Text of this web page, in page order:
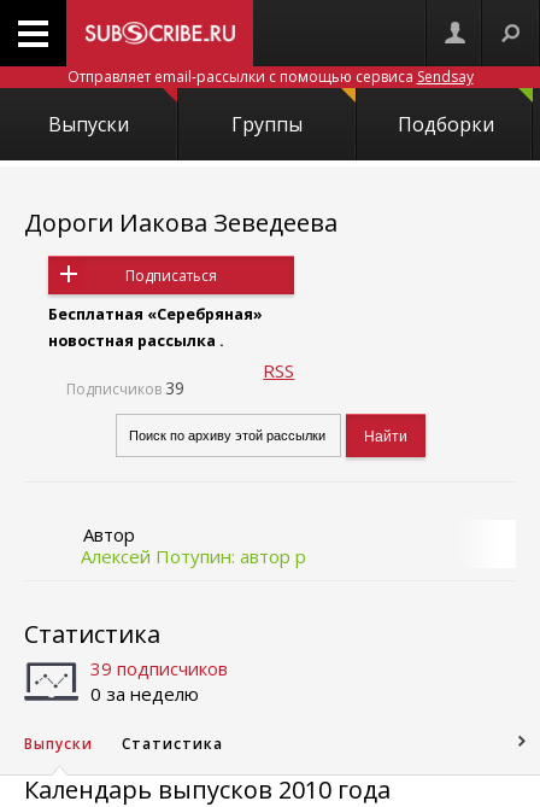
Отправляет email-рассылки с помощью сервиса Sendsay
Выпуски Группы Подборки
Дороги Иакова Зеведеева
Подписаться
Бесплатная «Серебряная»
новостная рассылка .
Подписчиков 39
RSS
Автор
Алексей Потупин: автор р
Статистика
39 подписчиков
0 за неделю
Выпуски Статистика
Календарь выпусков 2010 года